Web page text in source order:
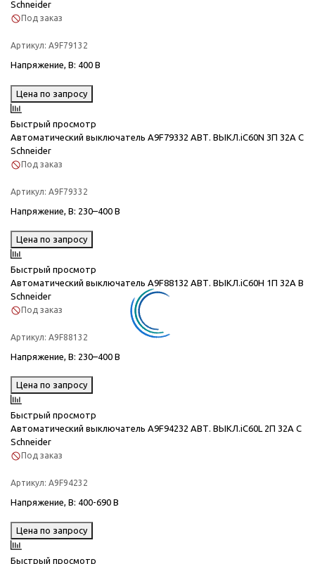
Schneider
Под заказ
Артикул: A9F79132
Напряжение, В: 400 В
Цена по запросу
Быстрый просмотр
Автоматический выключатель A9F79332 АВТ. ВЫКЛ.iC60N 3П 32A C
Schneider
Под заказ
Артикул: A9F79332
Напряжение, В: 230–400 В
Цена по запросу
Быстрый просмотр
Автоматический выключатель A9F88132 АВТ. ВЫКЛ.iC60H 1П 32A B
Schneider
Под заказ
Артикул: A9F88132
Напряжение, В: 230–400 В
Цена по запросу
Быстрый просмотр
Автоматический выключатель A9F94232 АВТ. ВЫКЛ.iC60L 2П 32A C
Schneider
Под заказ
Артикул: A9F94232
Напряжение, В: 400-690 В
Цена по запросу
Быстрый просмотр